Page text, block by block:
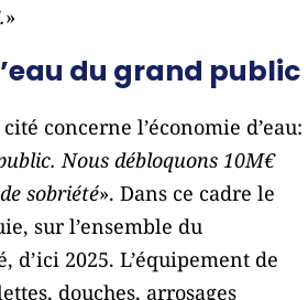
»
du grand public
concerne l’économie d’eau:
Nous débloquons 10M€
sobriété». Dans ce cadre le
sur l’ensemble du
2025. L’équipement de
douches, arrosages